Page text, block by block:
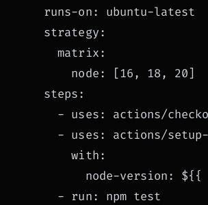
    runs-on: ubuntu-latest
    strategy:
      matrix:
        node: [16, 18, 20]
    steps:
- uses: actions/
- uses: actions/
        with:
node-version: ${{
      - run: npm test